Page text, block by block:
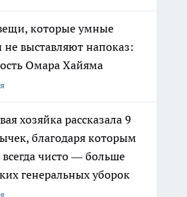
которые умные
выставляют напоказ:
Омара Хайяма
хозяйка рассказала 9
благодаря которым
чисто — больше
генеральных уборок